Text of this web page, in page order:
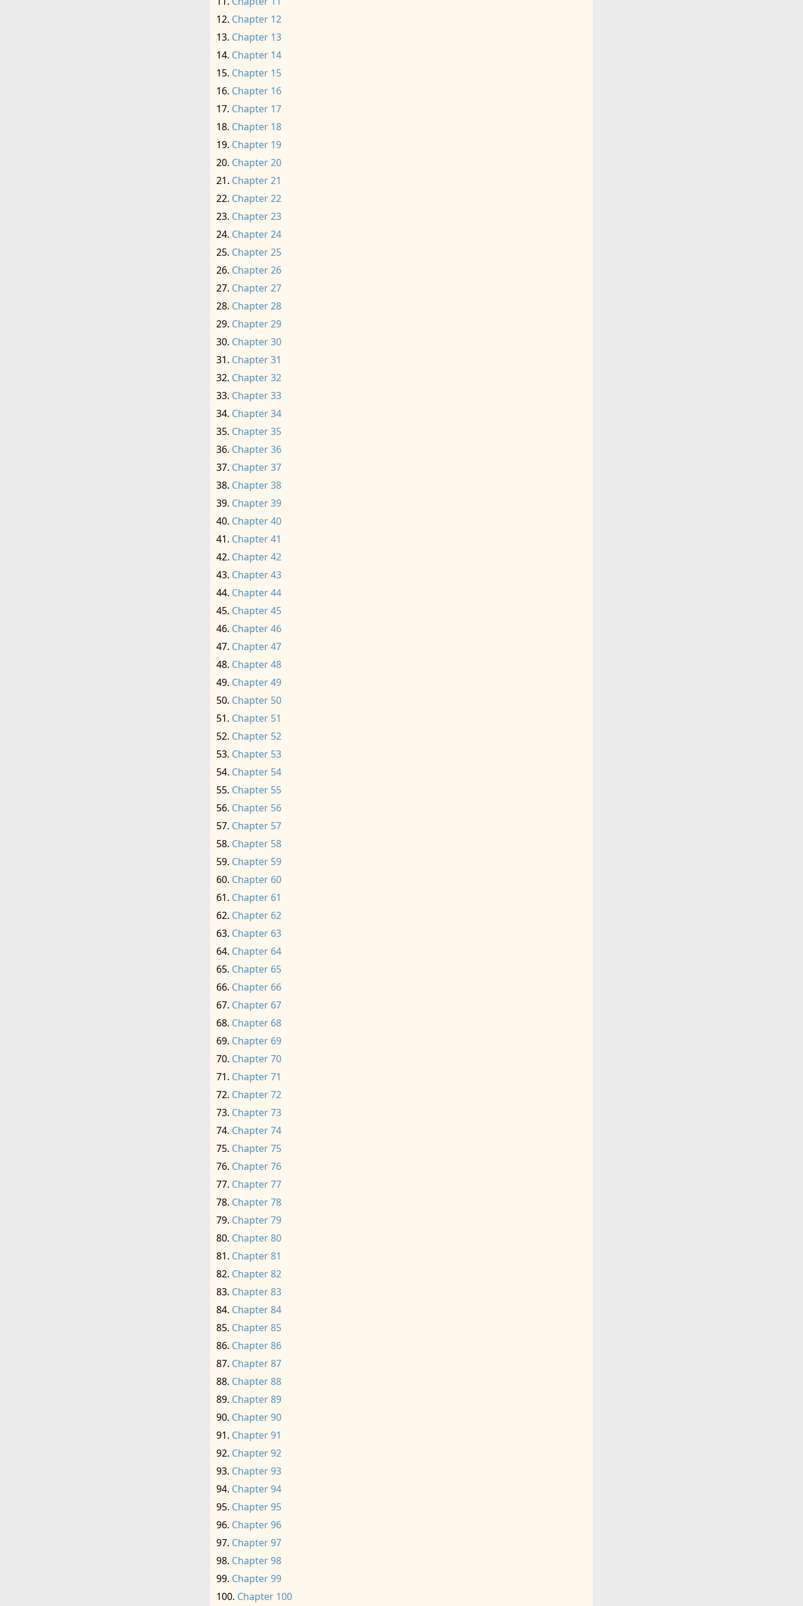
Chapter 12
Chapter 13
Chapter 14
Chapter 15
Chapter 16
Chapter 17
Chapter 18
Chapter 19
Chapter 20
Chapter 21
Chapter 22
Chapter 23
Chapter 24
Chapter 25
Chapter 26
Chapter 27
Chapter 28
Chapter 29
Chapter 30
Chapter 31
Chapter 32
Chapter 33
Chapter 34
Chapter 35
Chapter 36
Chapter 37
Chapter 38
Chapter 39
Chapter 40
Chapter 41
Chapter 42
Chapter 43
Chapter 44
Chapter 45
Chapter 46
Chapter 47
Chapter 48
Chapter 49
Chapter 50
Chapter 51
Chapter 52
Chapter 53
Chapter 54
Chapter 55
Chapter 56
Chapter 57
Chapter 58
Chapter 59
Chapter 60
Chapter 61
Chapter 62
Chapter 63
Chapter 64
Chapter 65
Chapter 66
Chapter 67
Chapter 68
Chapter 69
Chapter 70
Chapter 71
Chapter 72
Chapter 73
Chapter 74
Chapter 75
Chapter 76
Chapter 77
Chapter 78
Chapter 79
Chapter 80
Chapter 81
Chapter 82
Chapter 83
Chapter 84
Chapter 85
Chapter 86
Chapter 87
Chapter 88
Chapter 89
Chapter 90
Chapter 91
Chapter 92
Chapter 93
Chapter 94
Chapter 95
Chapter 96
Chapter 97
Chapter 98
Chapter 99
Chapter 100